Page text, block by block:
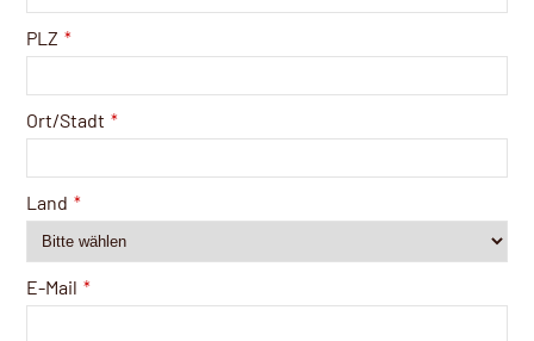
PLZ *
Ort/Stadt *
Land *
E-Mail *